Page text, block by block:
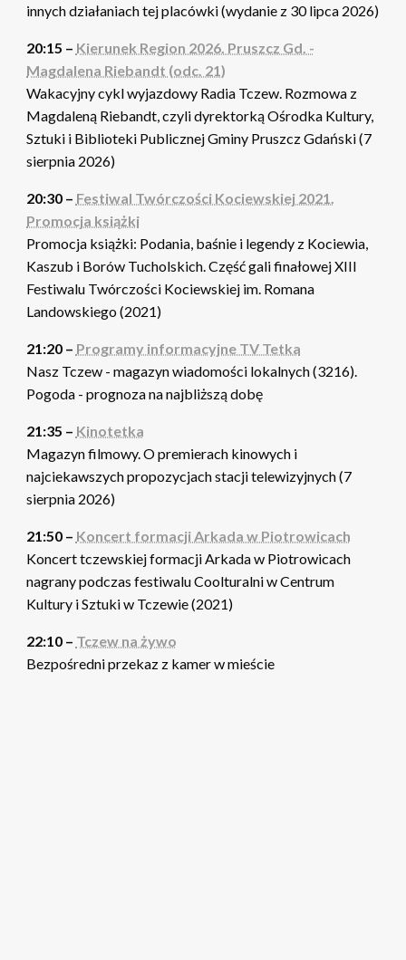
innych działaniach tej placówki (wydanie z 30 lipca 2026)
20:15 – Kierunek Region 2026. Pruszcz Gd. -
Magdalena Riebandt (odc. 21)
Wakacyjny cykl wyjazdowy Radia Tczew. Rozmowa z
Magdaleną Riebandt, czyli dyrektorką Ośrodka Kultury,
Sztuki i Biblioteki Publicznej Gminy Pruszcz Gdański (7
sierpnia 2026)
20:30 – Festiwal Twórczości Kociewskiej 2021.
Promocja książki
Promocja książki: Podania, baśnie i legendy z Kociewia,
Kaszub i Borów Tucholskich. Część gali finałowej XIII
Festiwalu Twórczości Kociewskiej im. Romana
Landowskiego (2021)
21:20 – Programy informacyjne TV Tetka
Nasz Tczew - magazyn wiadomości lokalnych (3216).
Pogoda - prognoza na najbliższą dobę
21:35 – Kinotetka
Magazyn filmowy. O premierach kinowych i
najciekawszych propozycjach stacji telewizyjnych (7
sierpnia 2026)
21:50 – Koncert formacji Arkada w Piotrowicach
Koncert tczewskiej formacji Arkada w Piotrowicach
nagrany podczas festiwalu Coolturalni w Centrum
Kultury i Sztuki w Tczewie (2021)
22:10 – Tczew na żywo
Bezpośredni przekaz z kamer w mieście